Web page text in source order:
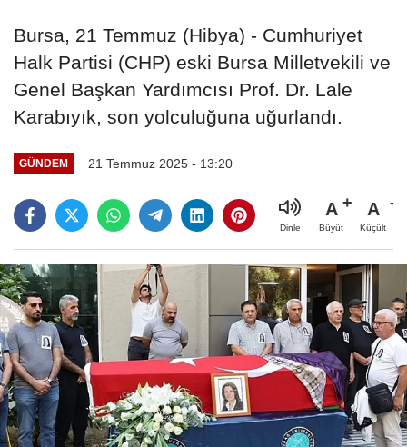
Bursa, 21 Temmuz (Hibya) - Cumhuriyet
Halk Partisi (CHP) eski Bursa Milletvekili ve
Genel Başkan Yardımcısı Prof. Dr. Lale
Karabıyık, son yolculuğuna uğurlandı.
GÜNDEM 21 Temmuz 2025 - 13:20
Dinle
A
Büyüt
A
Küçült